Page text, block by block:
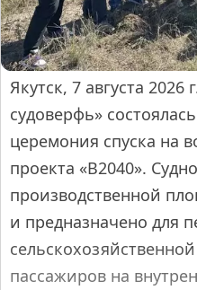
Якутск, 7 августа
судоверфь»
церемония спуска на
проекта «В2040».
производственной
и предназначено для
пассажиров на